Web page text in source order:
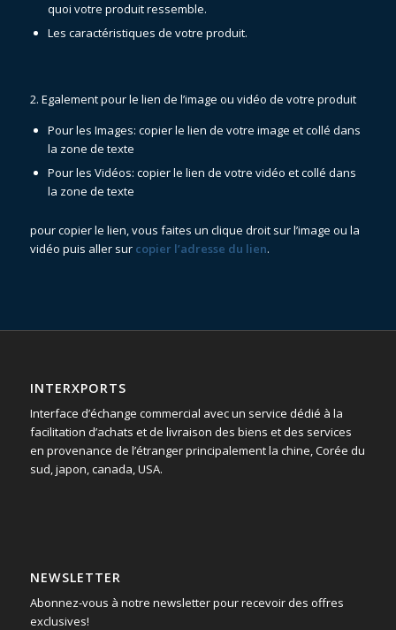
quoi votre produit ressemble.
Les caractéristiques de votre produit.
2. Egalement pour le lien de l’image ou vidéo de votre produit
Pour les Images: copier le lien de votre image et collé dans
la zone de texte
Pour les Vidéos: copier le lien de votre vidéo et collé dans
la zone de texte
pour copier le lien, vous faites un clique droit sur l’image ou la
vidéo puis aller sur copier l’adresse du lien.
INTERXPORTS
Interface d’échange commercial avec un service dédié à la
facilitation d’achats et de livraison des biens et des services
en provenance de l’étranger principalement la chine, Corée du
sud, japon, canada, USA.
NEWSLETTER
Abonnez-vous à notre newsletter pour recevoir des offres
exclusives!